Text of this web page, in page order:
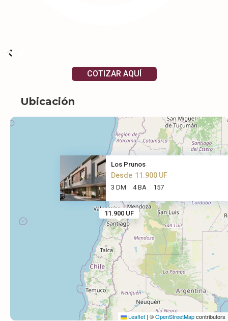
COTIZAR AQUÍ
Ubicación
Leaflet | ©OpenStreetMapcontributors
11.900 UF
Los Prunos
Desde 11.900 UF
3 DM 4 BA 157
Leaflet | ©OpenStreetMapcontributors